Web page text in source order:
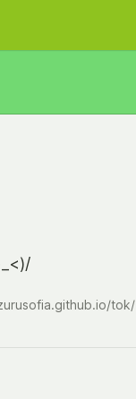
tok/